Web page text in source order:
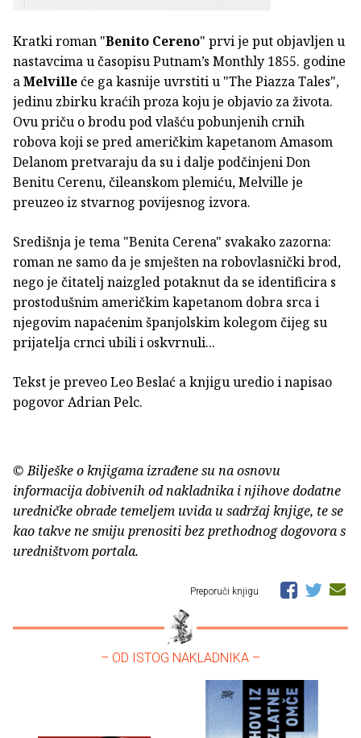
Kratki roman "Benito Cereno" prvi je put objavljen u
nastavcima u časopisu Putnam’s Monthly 1855. godine
aMelvilleće ga kasnije uvrstiti u "The Piazza Tales",
jedinu zbirku kraćih proza koju je objavio za života.
Ovu priču o brodu pod vlašću pobunjenih crnih
robova koji se pred američkim kapetanom Amasom
Delanom pretvaraju da su i dalje podčinjeni Don
Benitu Cerenu, čileanskom plemiću, Melville je
preuzeo iz stvarnog povijesnog izvora.
Središnja je tema "Benita Cerena" svakako zazorna:
roman ne samo da je smješten na robovlasnički brod,
nego je čitatelj naizgled potaknut da se identificira s
prostodušnim američkim kapetanom dobra srca i
njegovim napaćenim španjolskim kolegom čijeg su
prijatelja crnci ubili i oskvrnuli...
Tekst je preveo Leo Beslać a knjigu uredio i napisao
pogovor Adrian Pelc.
© Bilješke o knjigama izrađene su na osnovu
informacija dobivenih od nakladnika i njihove dodatne
uredničke obrade temeljem uvida u sadržaj knjige, te se
kao takve ne smiju prenositi bez prethodnog dogovora s
uredništvom portala.
Preporuči knjigu
– OD ISTOG NAKLADNIKA –